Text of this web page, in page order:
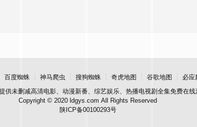
百度蜘蛛 神马爬虫 搜狗蜘蛛 奇虎地图 谷歌地图
必应
供未删减高清电影、动漫新番、综艺娱乐、热播电视剧全集免费在线
Copyright © 2020 ldgys.com All Rights Reserved
陕ICP备00100293号